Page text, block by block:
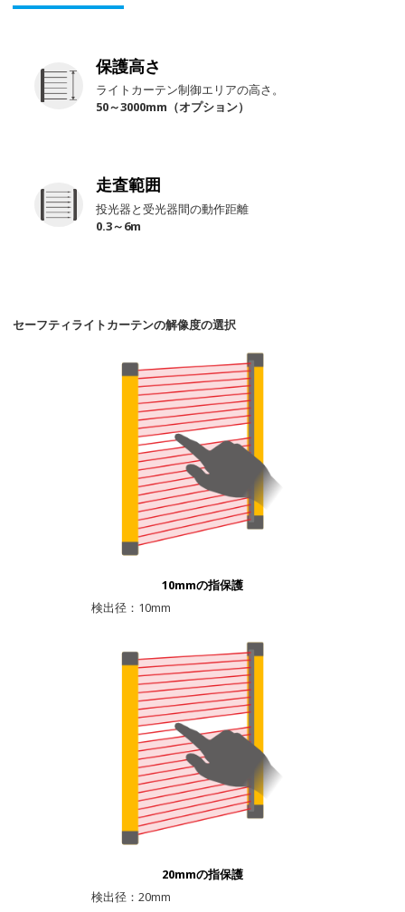
保護高さ
ライトカーテン制御エリアの高さ。
50～3000mm（オプション）
走査範囲
投光器と受光器間の動作距離
0.3～6m
セーフティライトカーテンの解像度の選択
10mmの指保護
検出径：10mm
20mmの指保護
検出径：20mm